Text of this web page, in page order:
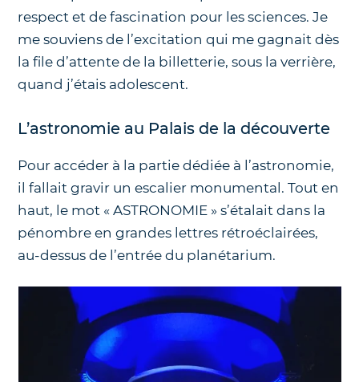
respect et de fascination pour les sciences. Je
me souviens de l’excitation qui me gagnait dès
la file d’attente de la billetterie, sous la verrière,
quand j’étais adolescent.
L’astronomie au Palais de la découverte
Pour accéder à la partie dédiée à l’astronomie,
il fallait gravir un escalier monumental. Tout en
haut, le mot « ASTRONOMIE » s’étalait dans la
pénombre en grandes lettres rétroéclairées,
au-dessus de l’entrée du planétarium.